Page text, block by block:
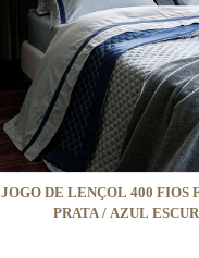
JOGO DE LENÇOL 400 FIOS
PRATA / AZUL